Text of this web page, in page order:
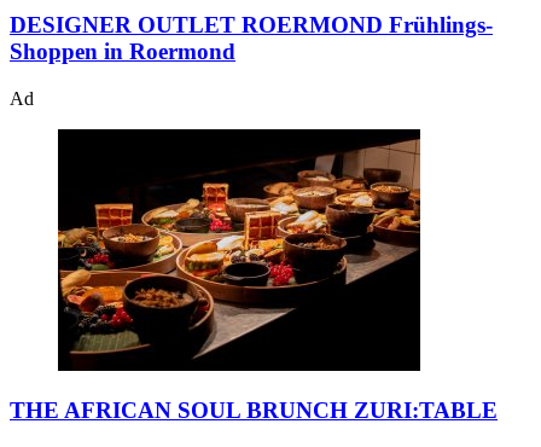
DESIGNER OUTLET ROERMOND Frühlings-
Shoppen in Roermond
Ad
THE AFRICAN SOUL BRUNCH ZURI:TABLE